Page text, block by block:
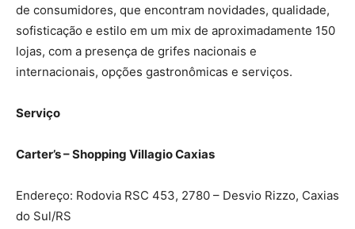
de consumidores, que encontram novidades, qualidade,
sofisticação e estilo em um mix de aproximadamente 150
lojas, com a presença de grifes nacionais e
internacionais, opções gastronômicas e serviços.
Serviço
Carter’s – Shopping Villagio Caxias
Endereço: Rodovia RSC 453, 2780 – Desvio Rizzo, Caxias
do Sul/RS